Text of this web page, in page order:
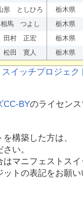
形 としひろ 栃木県
相馬 つよし 栃木県
田村 正宏 栃木県
松田 寛人 栃木県
CC-BYのライセン
構築した方は、
い。
マニフェストスイ
トの表記をお願い